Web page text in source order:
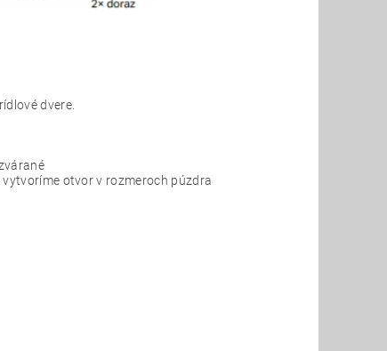
dvere.
otvor v rozmeroch púzdra